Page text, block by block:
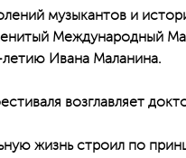
музыкантов и
Международный
Ивана Маланина.
возглавляет
жизнь строил по